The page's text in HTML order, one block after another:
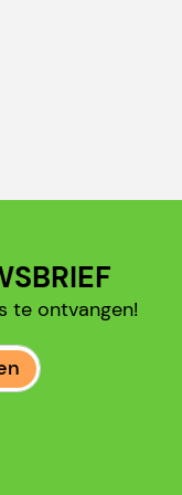
te ontvangen!